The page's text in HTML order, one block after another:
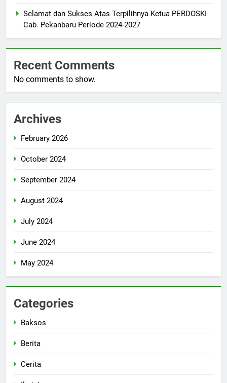
Selamat dan Sukses Atas Terpilihnya Ketua PERDOSKI
Cab. Pekanbaru Periode 2024-2027
Recent Comments
No comments to show.
Archives
February 2026
October 2024
September 2024
August 2024
July 2024
June 2024
May 2024
Categories
Baksos
Berita
Cerita